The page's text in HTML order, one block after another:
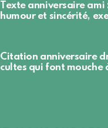
Texte anniversaire
humour et sincérité,
Citation anniversaire
cultes qui font mouche